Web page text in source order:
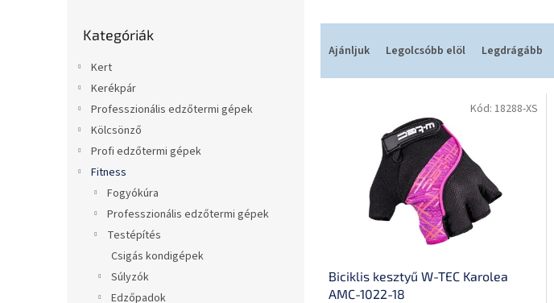
átugrása
Kategóriák
Kert
Kerékpár
Professzionális edzőtermi gépek
Kölcsönző
Profi edzőtermi gépek
Fitness
Fogyókúra
Professzionális edzőtermi gépek
Testépítés
Csigás kondigépek
Súlyzók
Edzőpadok
Ajánljuk Legolcsóbb elöl Legdrágább
Biciklis kesztyű W-TEC Karolea
AMC-1022-18
Kód: 18288-XS